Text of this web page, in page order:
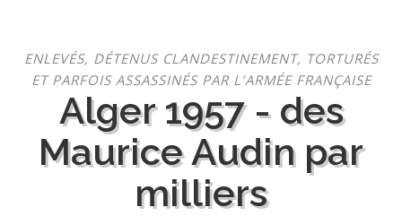
contenu
ENLEVÉS, DÉTENUS CLANDESTINEMENT, TORTURÉS
ET PARFOIS ASSASSINÉS PAR L’ARMÉE FRANÇAISE
Alger 1957 - des
Maurice Audin par
milliers